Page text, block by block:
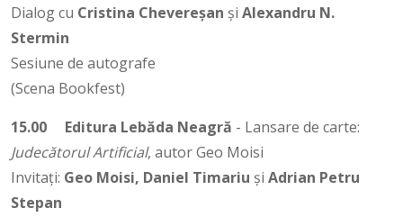
Dialog cu Cristina Chevereșan și Alexandru N.
Stermin
Sesiune de autografe
(Scena Bookfest)
15.00
Editura Lebăda Neagră - Lansare de carte:
Judecătorul Artificial, autor Geo Moisi
Invitați: Geo Moisi, Daniel Timariu și Adrian Petru
Stepan